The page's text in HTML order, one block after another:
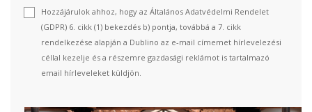
Hozzájárulok ahhoz, hogy az Általános Adatvédelmi Rendelet
(GDPR) 6. cikk (1) bekezdés b) pontja, továbbá a 7. cikk
rendelkezése alapján a Dublino az e-mail címemet hírlevelezési
céllal kezelje és a részemre gazdasági reklámot is tartalmazó
email hírleveleket küldjön.